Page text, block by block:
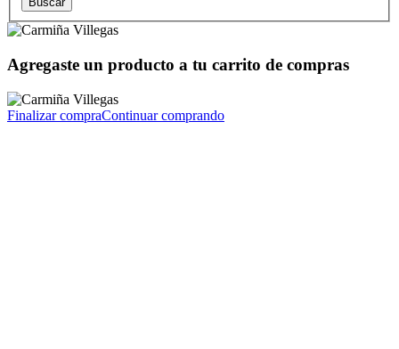
Agregaste un producto a tu carrito de compras
Finalizar compraContinuar comprando